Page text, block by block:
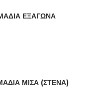
ΕΞΑΓΩΝΑ
ΜΙΣΑ (ΣΤΕΝΑ)